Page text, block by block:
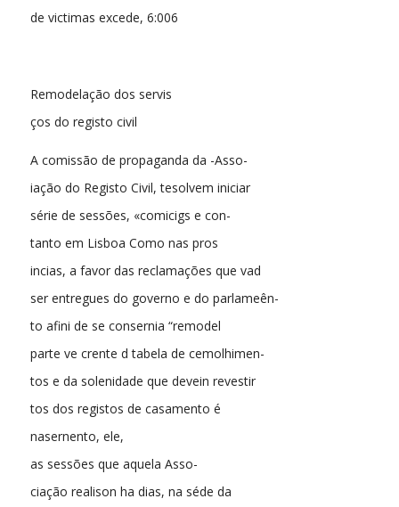
de victimas excede, 6:006
Remodelação dos servis
ços do registo civil
A comissão de propaganda da -Asso-
iação do Registo Civil, tesolvem iniciar
série de sessões, «comicigs e con-
tanto em Lisboa Como nas pros
incias, a favor das reclamações que vad
ser entregues do governo e do parlameên-
to afini de se consernia “remodel
parte ve crente d tabela de cemolhimen-
tos e da solenidade que devein revestir
tos dos registos de casamento é
nasernento, ele,
as sessões que aquela Asso-
ciação realison ha dias, na séde da